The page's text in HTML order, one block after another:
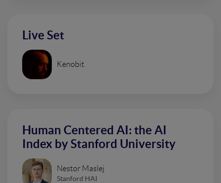
Live Set
Kenobit
Human Centered AI: the AI
Index by Stanford University
Nestor Maslej
Stanford HAI